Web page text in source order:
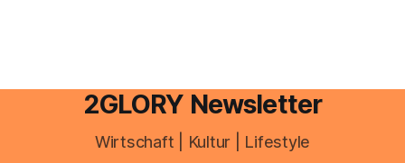
2GLORY Newsletter
Wirtschaft | Kultur | Lifestyle